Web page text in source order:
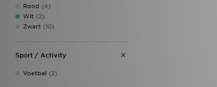
Rood (4)
Wit (2)
Zwart (10)
Sport / Activity
Voetbal (2)